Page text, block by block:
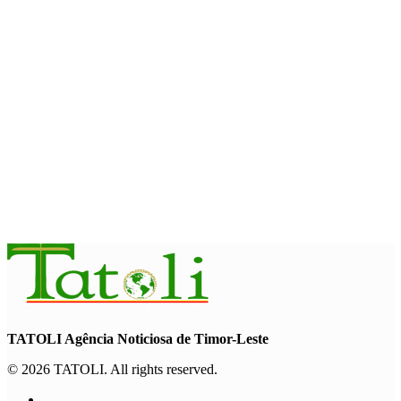
TATOLI Agência Noticiosa de Timor-Leste
© 2026 TATOLI. All rights reserved.